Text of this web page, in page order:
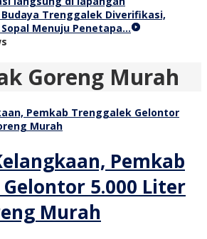
Budaya Trenggalek Diverifikasi,
Menuju Penetapa…
Goreng Murah
Pemkab
5.000 Liter
Murah